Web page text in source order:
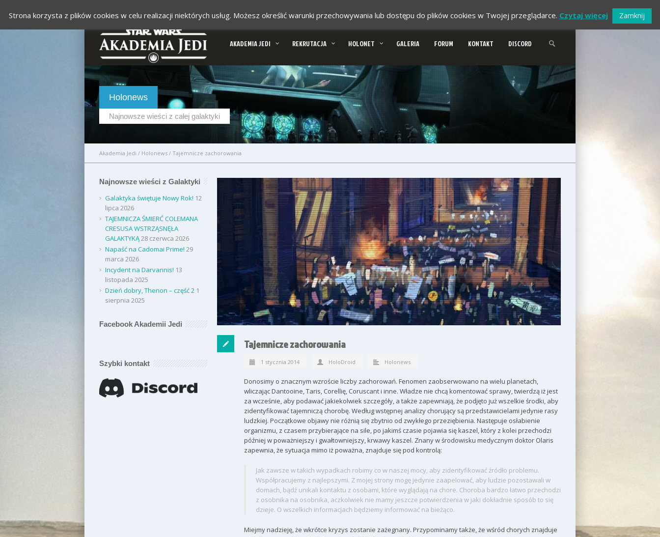
AKADEMIA JEDI REKRUTACJA HOLONET GALERIA FORUM KONTAKT DISCORD
Holonews
Najnowsze wieści z całej galaktyki
Akademia Jedi / Holonews / Tajemnicze zachorowania
Tajemnicze zachorowania
1 stycznia 2014 HoloDroid Holonews
Donosimy o znacznym wzroście liczby zachorowań. Fenomen zaobserwowano na wielu planetach,
wliczając Dantooine, Taris, Corellię, Coruscant i inne. Władze nie chcą komentować sprawy, twierdzą iż jest
za wcześnie, aby podawać jakiekolwiek szczegóły, a także zapewniają, że podjęto już wszelkie środki, aby
zidentyfikować tajemniczą chorobę. Według wstępnej analizy chorujący są przedstawicielami jedynie rasy
ludzkiej. Początkowe objawy nie różnią się zbytnio od zwykłego przeziębienia. Następuje osłabienie
organizmu, z czasem przybierające na sile, po jakimś czasie pojawia się kaszel, który z kolei przechodzi
później w poważniejszy i gwałtowniejszy, krwawy kaszel. Znany w środowisku medycznym doktor Olaris
zapewnia, że sytuacja mimo iż poważna, znajduje się pod kontrolą:
Jak zawsze w takich wypadkach robimy co w naszej mocy, aby zidentyfikować źródło problemu.
Współpracujemy z najlepszymi. Z mojej strony mogę jedynie zaapelować, aby ludzie pozostawali w
domach, bądź unikali kontaktu z osobami, które wyglądają na chore. Choroba bardzo łatwo przechodzi
z osobnika na osobnika, aczkolwiek nie mamy jeszcze potwierdzenia w jaki dokładnie sposób to się
dzieje. O wszelkich informacjach będziemy informować na bieżąco.
Miejmy nadzieję, że wkrótce kryzys zostanie zażegnany. Przypominamy także, że wśród chorych znajduje
Najnowsze wieści z Galaktyki
Galaktyka świętuje Nowy Rok! 12
lipca 2026
TAJEMNICZA ŚMIERĆ COLEMANA
CRESUSA WSTRZĄSNĘŁA
GALAKTYKĄ28 czerwca 2026
Napaść na Cadomai Prime! 29
marca 2026
Incydent na Darvannis! 13
listopada 2025
Dzień dobry, Thenon – część 2 1
sierpnia 2025
Facebook Akademii Jedi
Szybki kontakt
Strona korzysta z plików cookies w celu realizacji niektórych usług. Możesz określić warunki przechowywania lub dostępu do plików cookies w Twojej przeglądarce. Czytaj więcej Zamknij